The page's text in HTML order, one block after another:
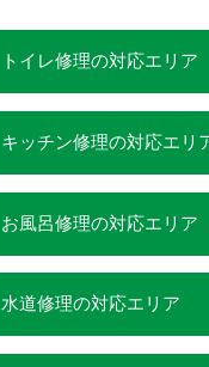
トイレ修理の対応エリア
キッチン修理の対応エリ
お風呂修理の対応エリア
水道修理の対応エリア